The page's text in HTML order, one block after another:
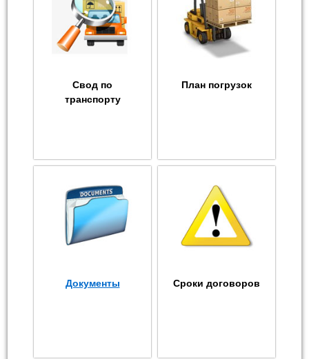
Свод по
транспорту
План погрузок
Документы Сроки договоров